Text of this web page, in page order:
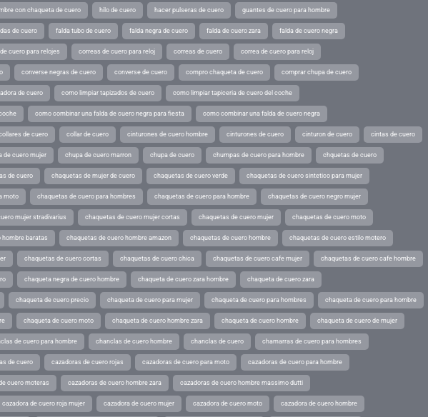
con chaqueta de cuero hilo de cuero hacer pulseras de cuero guantes de cuero para hombre
de cuero falda tubo de cuero falda negra de cuero falda de cuero zara falda de cuero negra
cuero para relojes correas de cuero para reloj correas de cuero correa de cuero para reloj
converse negras de cuero converse de cuero compro chaqueta de cuero comprar chupa de cuero
de cuero como limpiar tapizados de cuero como limpiar tapiceria de cuero del coche
como combinar una falda de cuero negra para fiesta como combinar una falda de cuero negra
de cuero collar de cuero cinturones de cuero hombre cinturones de cuero cinturon de cuero cintas de cuero
de cuero mujer chupa de cuero marron chupa de cuero chumpas de cuero para hombre chquetas de cuero
de cuero chaquetas de mujer de cuero chaquetas de cuero verde chaquetas de cuero sintetico para mujer
moto chaquetas de cuero para hombres chaquetas de cuero para hombre chaquetas de cuero negro mujer
mujer stradivarius chaquetas de cuero mujer cortas chaquetas de cuero mujer chaquetas de cuero moto
hombre baratas chaquetas de cuero hombre amazon chaquetas de cuero hombre chaquetas de cuero estilo motero
chaquetas de cuero cortas chaquetas de cuero chica chaquetas de cuero cafe mujer chaquetas de cuero cafe hombre
chaqueta negra de cuero hombre chaqueta de cuero zara hombre chaqueta de cuero zara
chaqueta de cuero precio chaqueta de cuero para mujer chaqueta de cuero para hombres chaqueta de cuero para hombre
chaqueta de cuero moto chaqueta de cuero hombre zara chaqueta de cuero hombre chaqueta de cuero de mujer
de cuero para hombre chanclas de cuero hombre chanclas de cuero chamarras de cuero para hombres
de cuero cazadoras de cuero rojas cazadoras de cuero para moto cazadoras de cuero para hombre
cuero moteras cazadoras de cuero hombre zara cazadoras de cuero hombre massimo dutti
cazadora de cuero roja mujer cazadora de cuero mujer cazadora de cuero moto cazadora de cuero hombre